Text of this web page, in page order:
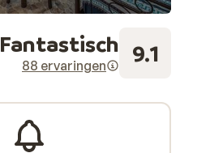
Fantastisch
88 ervaringen 9.1